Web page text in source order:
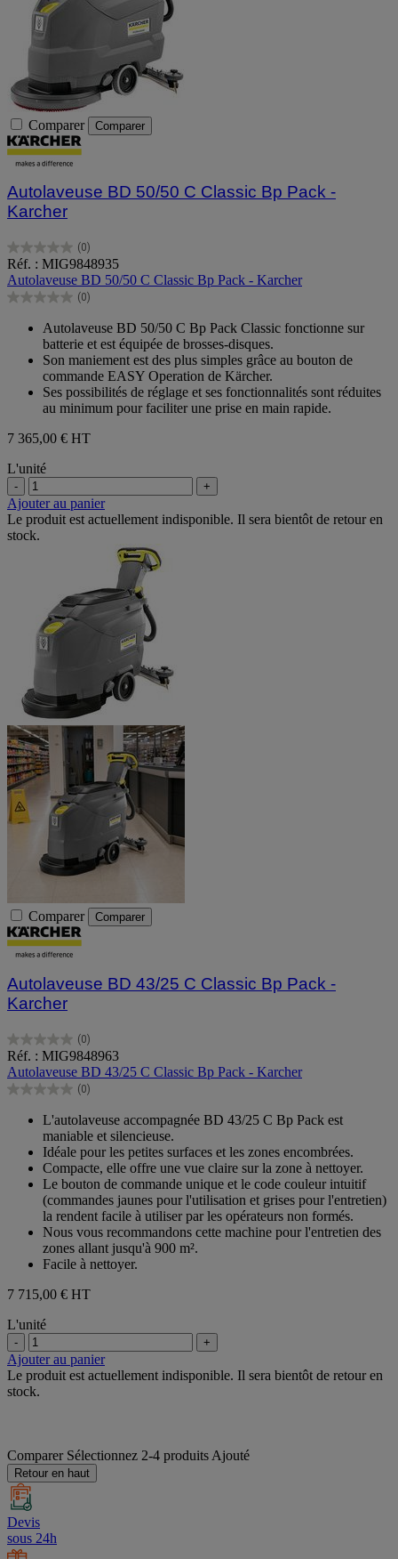
Comparer Comparer
Autolaveuse BD 50/50 C Classic Bp Pack -
Karcher
(0)
0.0
sur
5
étoiles.
Réf. : MIG9848935
Autolaveuse BD 50/50 C Classic Bp Pack - Karcher
(0)
0.0
étoiles.
Autolaveuse BD 50/50 C Bp Pack Classic fonctionne sur
batterie et est équipée de brosses-disques.
Son maniement est des plus simples grâce au bouton de
commande EASY Operation de Kärcher.
Ses possibilités de réglage et ses fonctionnalités sont réduites
au minimum pour faciliter une prise en main rapide.
7 365,00 € HT
L'unité
- +
Ajouter au panier
Le produit est actuellement indisponible. Il sera bientôt de retour en
stock.
Comparer Comparer
Autolaveuse BD 43/25 C Classic Bp Pack -
Karcher
(0)
0.0
sur
5
étoiles.
Réf. : MIG9848963
Autolaveuse BD 43/25 C Classic Bp Pack - Karcher
(0)
0.0
étoiles.
L'autolaveuse accompagnée BD 43/25 C Bp Pack est
maniable et silencieuse.
Idéale pour les petites surfaces et les zones encombrées.
Compacte, elle offre une vue claire sur la zone à nettoyer.
Le bouton de commande unique et le code couleur intuitif
(commandes jaunes pour l'utilisation et grises pour l'entretien)
la rendent facile à utiliser par les opérateurs non formés.
Nous vous recommandons cette machine pour l'entretien des
zones allant jusqu'à 900 m².
Facile à nettoyer.
7 715,00 € HT
L'unité
- +
Ajouter au panier
Le produit est actuellement indisponible. Il sera bientôt de retour en
stock.
Comparer Sélectionnez 2-4 produits Ajouté
Retour en haut
Devis
sous 24h